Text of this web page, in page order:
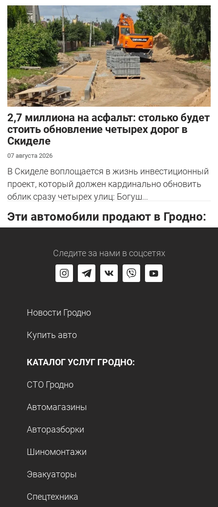
2,7 миллиона на асфальт: столько будет
стоить обновление четырех дорог в
Скиделе
07 августа 2026
В Скиделе воплощается в жизнь инвестиционный
проект, который должен кардинально обновить
облик сразу четырех улиц: Богуш...
Эти автомобили продают в Гродно:
Следите за нами в соцсетях
Новости Гродно
Купить авто
КАТАЛОГ УСЛУГ ГРОДНО:
СТО Гродно
Автомагазины
Авторазборки
Шиномонтажи
Эвакуаторы
Спецтехника